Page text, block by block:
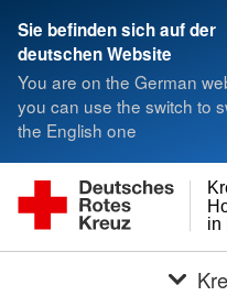
Sie befinden sich auf der
deutschen Website
You are on the German
you can use the switch to
the English one
in